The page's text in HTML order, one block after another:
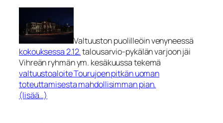
Valtuuston puolilleöin venyneessä
kokouksessa 2.12.talousarvio-pykälän varjoon jäi
Vihreän ryhmän ym. kesäkuussa tekemä
valtuustoaloite Tourujoen pitkän uoman
toteuttamisesta mahdollisimman pian.
(lisää…)